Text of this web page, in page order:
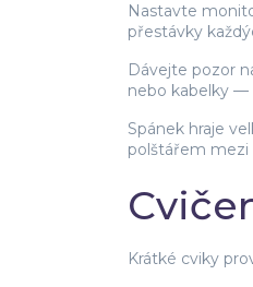
Nastavte
přestávky
Dávejte pozor
nebo kabelky —
Spánek hraje
polštářem mezi
Krátké cviky